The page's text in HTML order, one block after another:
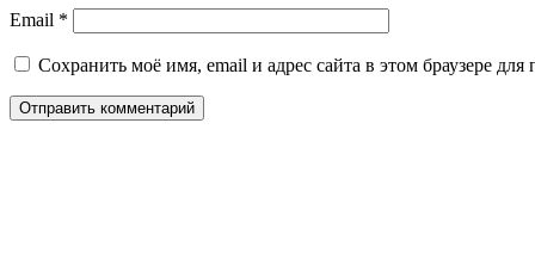
Email *
Сохранить моё имя, email и адрес сайта в этом браузере